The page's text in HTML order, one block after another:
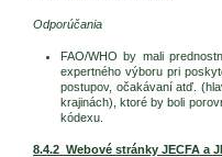
Odporúčania
FAO/WHO by mali
expertného výboru pri
postupov, očakávaní atď.
krajinách), ktoré by boli
kódexu.
8.4.2 Webové stránky JECFA a